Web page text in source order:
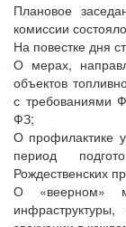
Плановое
комиссии
На повестке дня
О мерах,
объектов
с требованиями
ФЗ;
О профилактике
период
Рождественских
О «веерном»